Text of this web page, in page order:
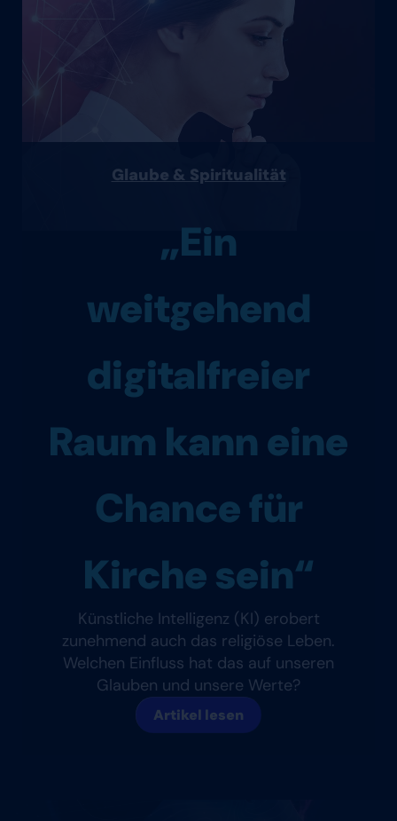
Glaube & Spiritualität
„Ein
weitgehend
digitalfreier
Raum kann eine
Chance für
Kirche sein“
Künstliche Intelligenz (KI) erobert
zunehmend auch das religiöse Leben.
Welchen Einfluss hat das auf unseren
Glauben und unsere Werte?
Artikel lesen